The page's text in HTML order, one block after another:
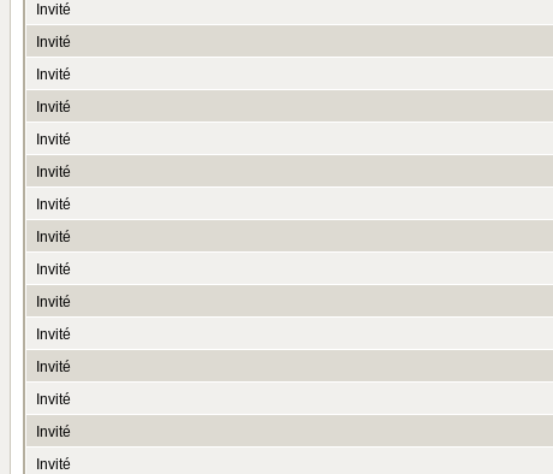
Invité
Invité
Invité
Invité
Invité
Invité
Invité
Invité
Invité
Invité
Invité
Invité
Invité
Invité
Invité